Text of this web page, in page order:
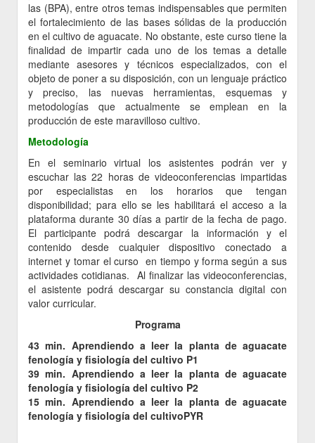
las (BPA), entre otros temas indispensables que permiten
el fortalecimiento de las bases sólidas de la producción
en el cultivo de aguacate. No obstante, este curso tiene la
finalidad de impartir cada uno de los temas a detalle
mediante asesores y técnicos especializados, con el
objeto de poner a su disposición, con un lenguaje práctico
y preciso, las nuevas herramientas, esquemas y
metodologías que actualmente se emplean en la
producción de este maravilloso cultivo.
Metodología
En el seminario virtual los asistentes podrán ver y
escuchar las 22 horas de videoconferencias impartidas
por especialistas en los horarios que tengan
disponibilidad; para ello se les habilitará el acceso a la
plataforma durante 30 días a partir de la fecha de pago.
El participante podrá descargar la información y el
contenido desde cualquier dispositivo conectado a
internet y tomar el curso en tiempo y forma según a sus
actividades cotidianas. Al finalizar las videoconferencias,
el asistente podrá descargar su constancia digital con
valor curricular.
Programa
43 min. Aprendiendo a leer la planta de aguacate
fenología y fisiología del cultivo P1
39 min. Aprendiendo a leer la planta de aguacate
fenología y fisiología del cultivo P2
15 min. Aprendiendo a leer la planta de aguacate
fenología y fisiología del cultivoPYR